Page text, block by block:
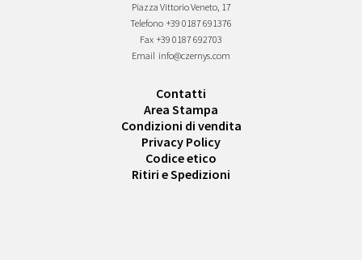
Piazza Vittorio Veneto, 17
Telefono +39 0187 691376
Fax +39 0187 692703
Email info@czernys.com
Contatti
Area Stampa
Condizioni di vendita
Privacy Policy
Codice etico
Ritiri e Spedizioni